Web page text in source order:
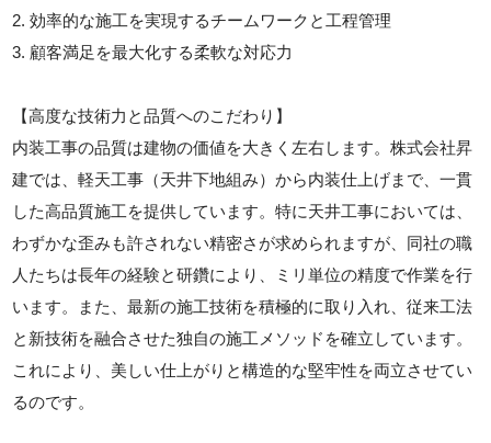
2. 効率的な施工を実現するチームワークと工程管理
3. 顧客満足を最大化する柔軟な対応力
【高度な技術力と品質へのこだわり】
内装工事の品質は建物の価値を大きく左右します。株式会社昇
建では、軽天工事（天井下地組み）から内装仕上げまで、一貫
した高品質施工を提供しています。特に天井工事においては、
わずかな歪みも許されない精密さが求められますが、同社の職
人たちは長年の経験と研鑽により、ミリ単位の精度で作業を行
います。また、最新の施工技術を積極的に取り入れ、従来工法
と新技術を融合させた独自の施工メソッドを確立しています。
これにより、美しい仕上がりと構造的な堅牢性を両立させてい
るのです。